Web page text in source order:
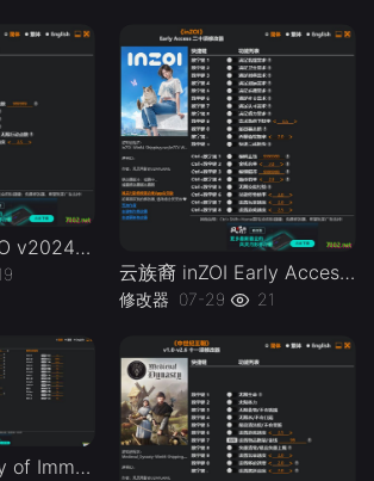
预先号令 WARNO v20240527-v20260630 Plus 6 Trainer-单机修改器下载-仅支持迅雷（部分修改器仅支持本站游戏本体
云族裔 inZOI Early Access Plus 20 Trainer Updated 2026.06.25-单机修改器下载-仅支持迅雷（部分修改器仅支持本站游戏本体
修改器 07-29 21
造化仙缘 Destiny of Immortal Early Access Plus 58 Trainer-单机修改器下载-仅支持迅雷（部分修改器仅支持本站游戏本体